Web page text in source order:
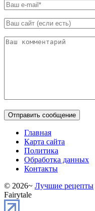
Главная
Карта сайта
Политика
Обработка данных
Контакты
© 2026~ Лучшие рецепты
Fairytale